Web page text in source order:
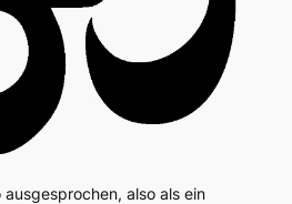
ausgesprochen, also als ein